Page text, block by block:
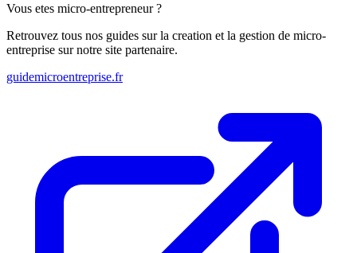
Vous etes micro-entrepreneur ?
Retrouvez tous nos guides sur la creation et la gestion de micro-
entreprise sur notre site partenaire.
guidemicroentreprise.fr